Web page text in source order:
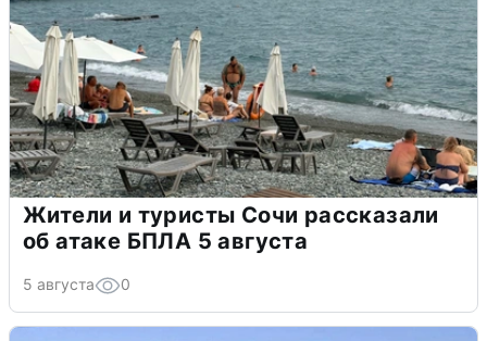
Жители и туристы Сочи рассказали
об атаке БПЛА 5 августа
5 августа 0